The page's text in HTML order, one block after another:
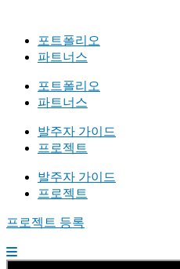
포트폴리오
파트너스
포트폴리오
파트너스
발주자 가이드
프로젝트
발주자 가이드
프로젝트
프로젝트 등록